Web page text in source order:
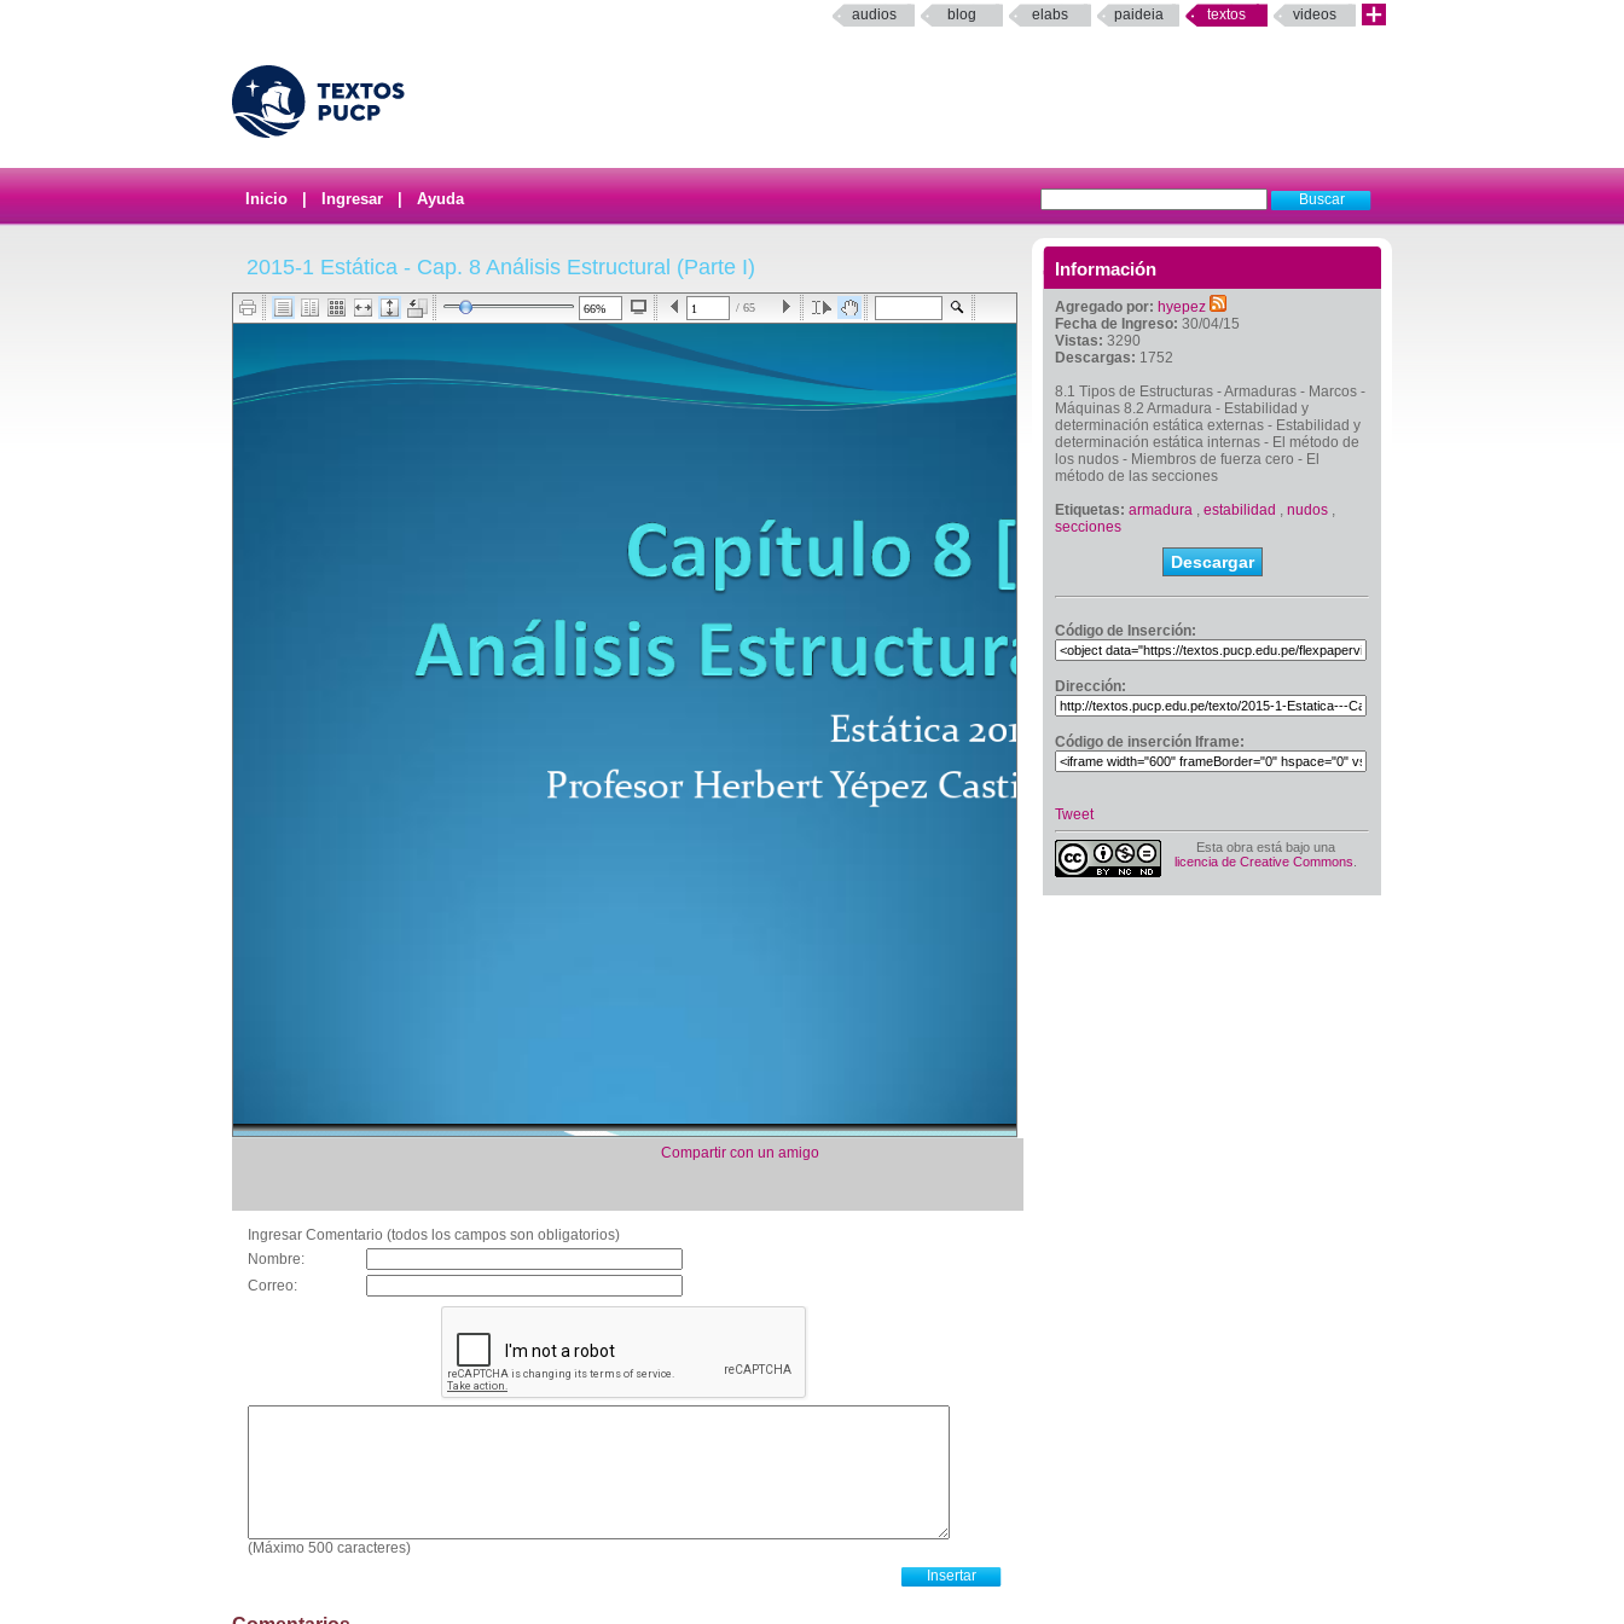
audios blog elabs paideia textos videos
Inicio Ingresar Ayuda
Información
Agregado por: hyepez
Fecha de Ingreso: 30/04/15
Vistas: 3290
Descargas: 1752
8.1 Tipos de Estructuras - Armaduras - Marcos -
Máquinas 8.2 Armadura - Estabilidad y
determinación estática externas - Estabilidad y
determinación estática internas - El método de
los nudos - Miembros de fuerza cero - El
método de las secciones
Etiquetas: armadura , estabilidad , nudos ,
secciones
Descargar
Código de Inserción:
Dirección:
Código de inserción Iframe:
Tweet
Esta obra está bajo una
licencia de Creative Commons
2015-1 Estática - Cap. 8 Análisis Estructural (Parte I)
/ 65
Compartir con un amigo
Ingresar Comentario (todos los campos son obligatorios)
Nombre:
Correo:
(Máximo 500 caracteres)